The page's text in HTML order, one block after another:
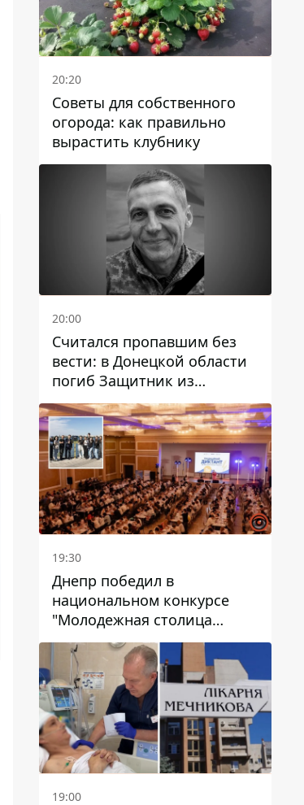
20:20
Советы для собственного
огорода: как правильно
вырастить клубнику
20:00
Считался пропавшим без
вести: в Донецкой области
погиб Защитник из
Каменского Антон
Красовский
19:30
Днепр победил в
национальном конкурсе
"Молодежная столица
Украины – 2026"
19:00